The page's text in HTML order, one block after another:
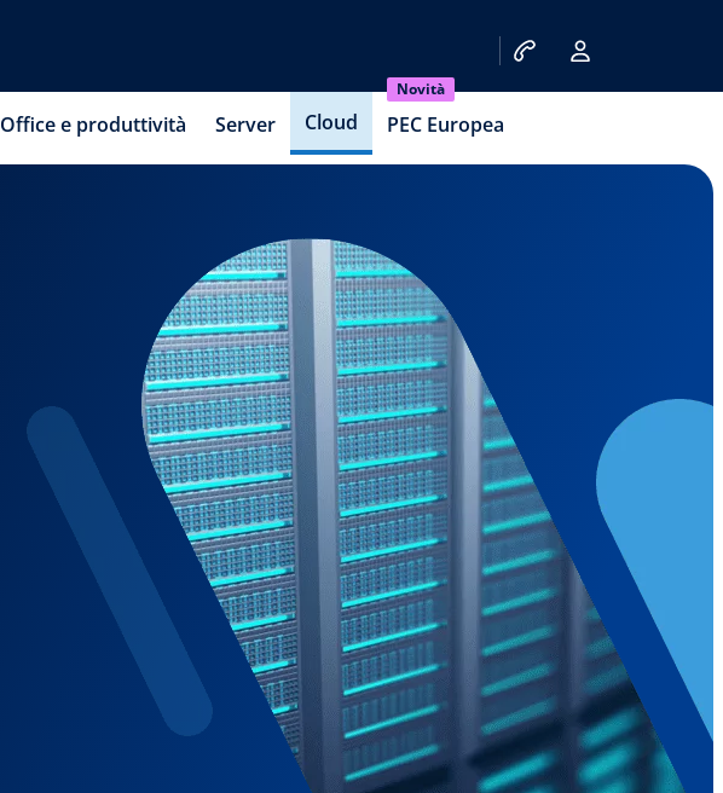
Office e produttività Server Cloud
Novità
PEC Europea